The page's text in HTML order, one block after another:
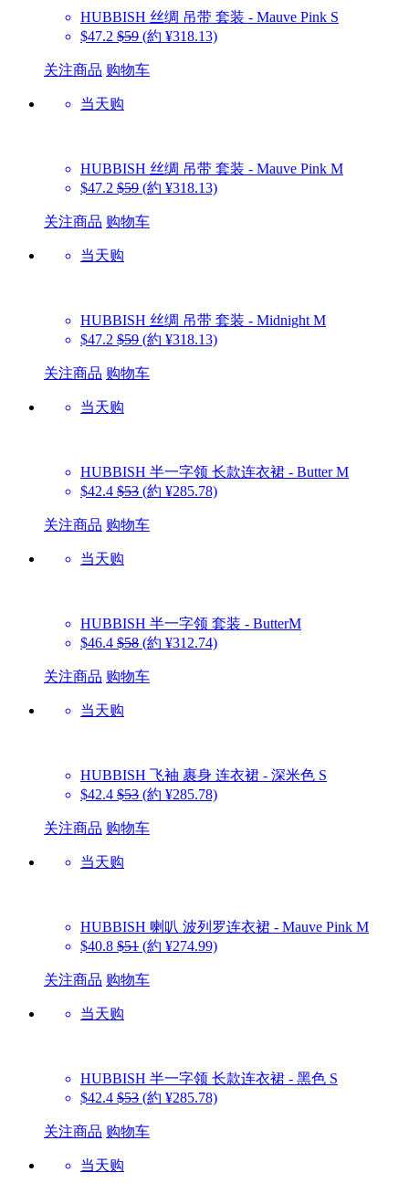
HUBBISH 丝绸 吊带 套装 - Mauve Pink S
$47.2 $59 (約 ¥318.13)
关注商品 购物车
当天购
HUBBISH 丝绸 吊带 套装 - Mauve Pink M
$47.2 $59 (約 ¥318.13)
关注商品 购物车
当天购
HUBBISH 丝绸 吊带 套装 - Midnight M
$47.2 $59 (約 ¥318.13)
关注商品 购物车
当天购
HUBBISH 半一字领 长款连衣裙 - Butter M
$42.4 $53 (約 ¥285.78)
关注商品 购物车
当天购
HUBBISH 半一字领 套装 - ButterM
$46.4 $58 (約 ¥312.74)
关注商品 购物车
当天购
HUBBISH 飞袖 裹身 连衣裙 - 深米色 S
$42.4 $53 (約 ¥285.78)
关注商品 购物车
当天购
HUBBISH 喇叭 波列罗连衣裙 - Mauve Pink M
$40.8 $51 (約 ¥274.99)
关注商品 购物车
当天购
HUBBISH 半一字领 长款连衣裙 - 黑色 S
$42.4 $53 (約 ¥285.78)
关注商品 购物车
当天购